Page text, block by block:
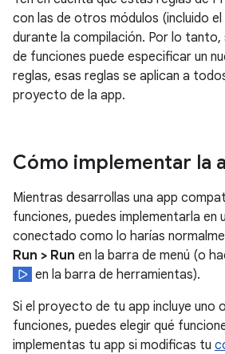
con las de otros módulos (incluido el
durante la compilación. Por lo tanto,
de funciones puede especificar un
reglas, esas reglas se aplican a
proyecto de la app.
Cómo implementar la
Mientras desarrollas una app
funciones, puedes implementarla en
conectado como lo harías
Run > Run en la barra de menú (o
en la barra de herramientas).
Si el proyecto de tu app incluye uno
funciones, puedes elegir qué
implementas tu app si modificas tu